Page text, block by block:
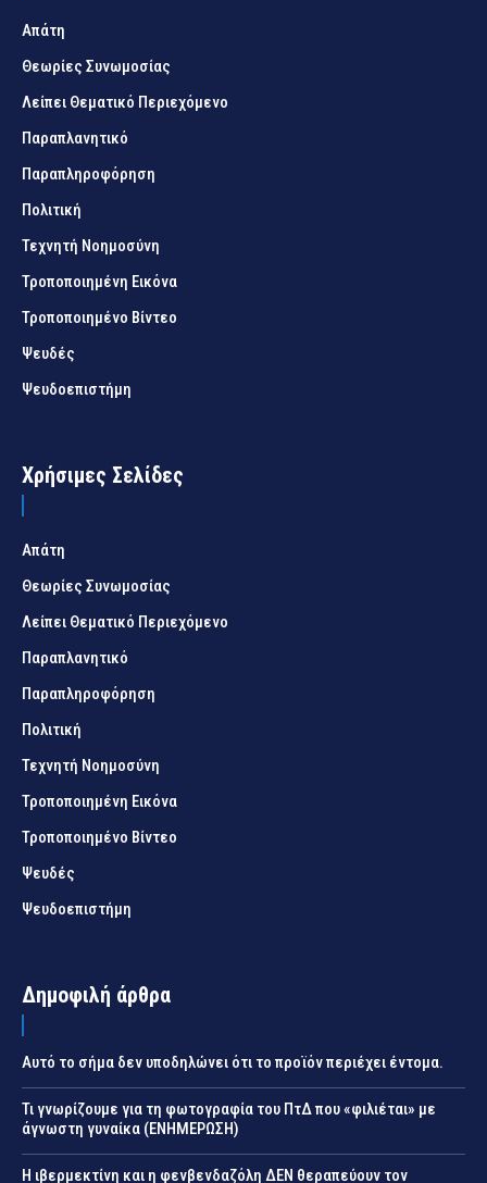
Απάτη
Θεωρίες Συνωμοσίας
Λείπει Θεματικό Περιεχόμενο
Παραπλανητικό
Παραπληροφόρηση
Πολιτική
Τεχνητή Νοημοσύνη
Τροποποιημένη Εικόνα
Τροποποιημένο Βίντεο
Ψευδές
Ψευδοεπιστήμη
Χρήσιμες Σελίδες
Απάτη
Θεωρίες Συνωμοσίας
Λείπει Θεματικό Περιεχόμενο
Παραπλανητικό
Παραπληροφόρηση
Πολιτική
Τεχνητή Νοημοσύνη
Τροποποιημένη Εικόνα
Τροποποιημένο Βίντεο
Ψευδές
Ψευδοεπιστήμη
Δημοφιλή άρθρα
Αυτό το σήμα δεν υποδηλώνει ότι το προϊόν περιέχει έντομα.
Τι γνωρίζουμε για τη φωτογραφία του ΠτΔ που «φιλιέται» με
άγνωστη γυναίκα (ΕΝΗΜΕΡΩΣΗ)
Η ιβερμεκτίνη και η φενβενδαζόλη ΔΕΝ θεραπεύουν τον